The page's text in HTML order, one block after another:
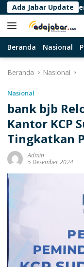
Langsung
ke
konten
Ada Jabar Update
Berapa Ya?
Beranda Nasional
Beranda Nasional
Nasional
bank bjb
Kantor KCP
Tingkatkan
Admin
5 Desember 2024